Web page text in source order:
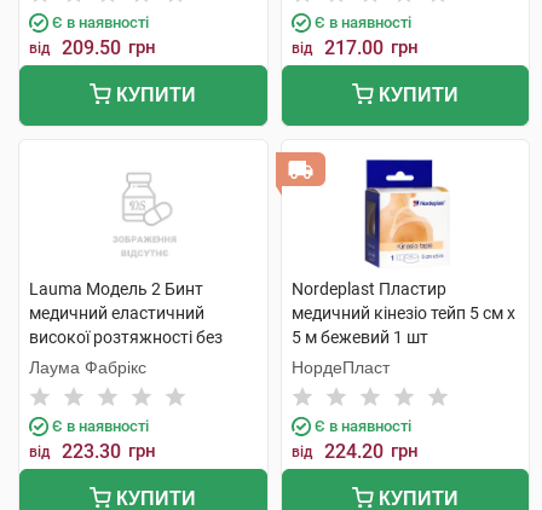
Є в наявності
від 209.50 грн
КУПИТИ
Є в наявності
від 217.00 грн
КУПИТИ
Lauma Модель 2 Бинт
медичний еластичний
високої розтяжності без
латексу 8 см х 2 м 1 шт
Лаума Фабрікс
Є в наявності
від 223.30 грн
КУПИТИ
Nordeplast Пластир
медичний кінезіо тейп 5 cм х
5 м бежевий 1 шт
НордеПласт
Є в наявності
від 224.20 грн
КУПИТИ